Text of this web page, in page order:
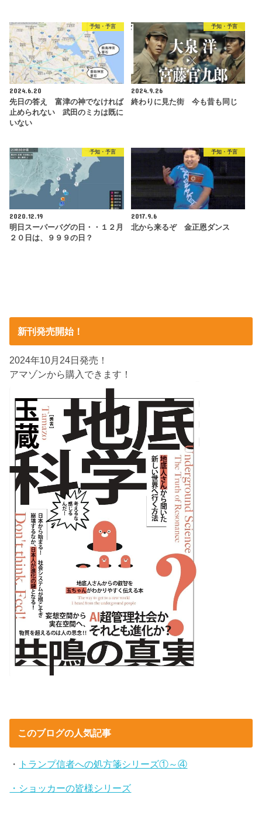
予知・予言
2024.6.20
先日の答え 富津の神でなければ
止められない 武田のミカは既に
いない
予知・予言
2024.9.26
終わりに見た街 今も昔も同じ
予知・予言
2020.12.19
明日スーパーバグの日・・１２月
２０日は、９９９の日？
予知・予言
2017.9.6
北から来るぞ 金正恩ダンス
新刊発売開始！
2024年10月24日発売！
アマゾンから購入できます！
このブログの人気記事
・ トランプ信者への処方箋シリーズ①～④
・ショッカーの皆様シリーズ